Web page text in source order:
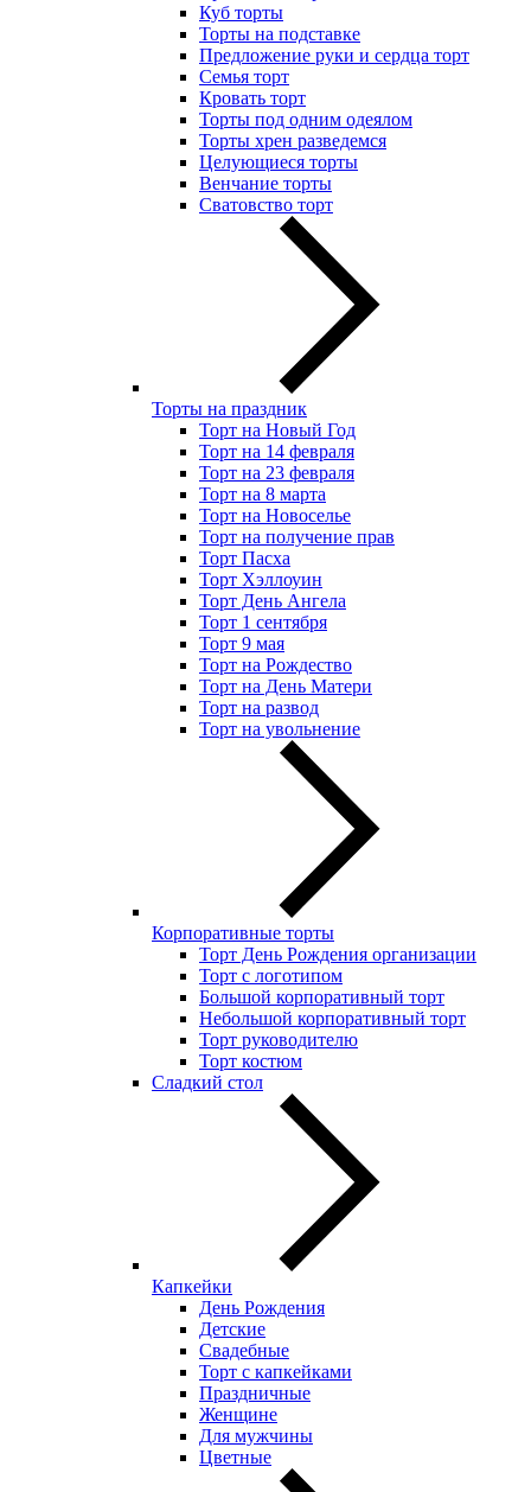
Куб торты
Торты на подставке
Предложение руки и сердца торт
Семья торт
Кровать торт
Торты под одним одеялом
Торты хрен разведемся
Целующиеся торты
Венчание торты
Сватовство торт
Торты на праздник
Торт на Новый Год
Торт на 14 февраля
Торт на 23 февраля
Торт на 8 марта
Торт на Новоселье
Торт на получение прав
Торт Пасха
Торт Хэллоуин
Торт День Ангела
Торт 1 сентября
Торт 9 мая
Торт на Рождество
Торт на День Матери
Торт на развод
Торт на увольнение
Корпоративные торты
Торт День Рождения организации
Торт с логотипом
Большой корпоративный торт
Небольшой корпоративный торт
Торт руководителю
Торт костюм
Сладкий стол
Капкейки
День Рождения
Детские
Свадебные
Торт с капкейками
Праздничные
Женщине
Для мужчины
Цветные